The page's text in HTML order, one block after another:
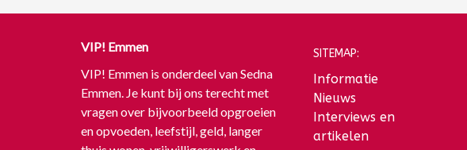
VIP! Emmen
VIP! Emmen is onderdeel van Sedna
Emmen. Je kunt bij ons terecht met
vragen over bijvoorbeeld opgroeien
en opvoeden, leefstijl, geld, langer
SITEMAP:
Informatie
Nieuws
Interviews en
artikelen